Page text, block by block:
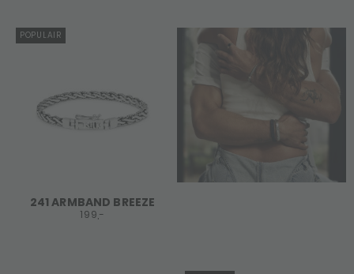
POPULAIR
241 ARMBAND BREEZE
199,-